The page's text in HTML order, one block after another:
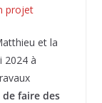
projet
et la
2024 à
faire des